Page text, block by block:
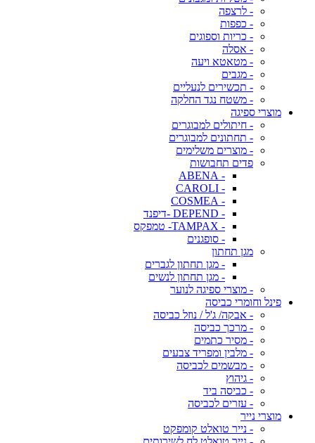
- לרצפה
- כפפות
- כריות וספוגים
- אסלה
- מטאטא ויעה
- מגבים
- תכשירים לנעליים
- משטח נגד החלקה
מוצרי ספיגה
- חיתולים למבוגרים
- תחתונים למבוגרים
- מוצרים משלימים
פדים תחבושות
- ABENA
- CAROLI
- COSMEA
- DEPEND -דיפנד
- TAMPAX- טמפקס
- סופגנים
מגן תחתון
- מגן תחתון לגברים
- מגן תחתון לנשים
- מוצרי ספיגה לנוער
פינל וחומרי כביסה
- אבקה/ ג'ל / נוזל כביסה
- מרכך כביסה
- מסיר כתמים
- מלבין ומפריד צבעים
- מבשמים לכביסה
- גיהוץ
- כביסה ביד
- עזרים לכביסה
מוצרי נייר
- נייר טואלט קומפקט